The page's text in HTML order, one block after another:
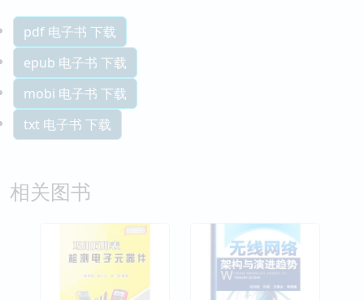
pdf 电子书 下载
epub 电子书 下载
mobi 电子书 下载
txt 电子书 下载
相关图书